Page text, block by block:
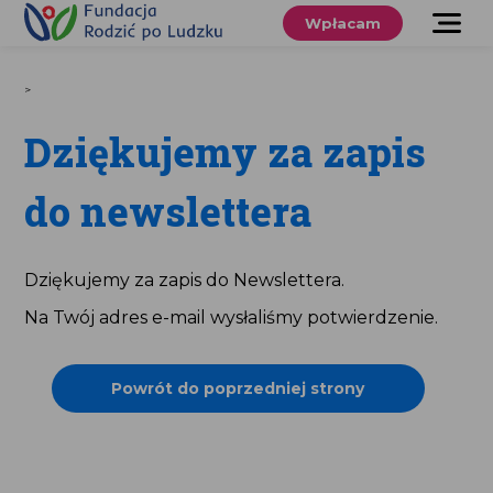
Przewiń
treści
Wspieraj
Sklep
Niezbędnik
Wpłacam
>
Dziękujemy za zapis
do newslettera
Dziękujemy za zapis do Newslettera.
Na Twój adres e-mail wysłaliśmy potwierdzenie.
Powrót do poprzedniej strony